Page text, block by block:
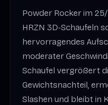
Powder Rocker im
HRZN 3D-Schaufeln
hervorragendes
moderater
Schaufel vergrößert
Gewichtsnachteil,
Slashen und bleibt in